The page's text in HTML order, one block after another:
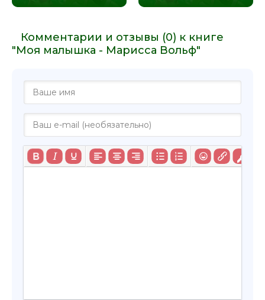
Комментарии и отзывы (0) к книге
"Моя малышка - Марисса Вольф"